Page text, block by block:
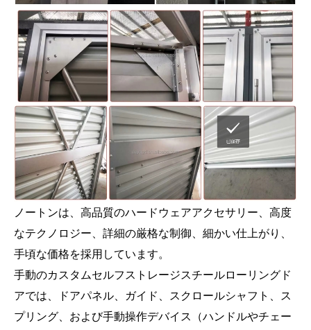
ノートンは、高品質のハードウェアアクセサリー、高度
なテクノロジー、詳細の厳格な制御、細かい仕上がり、
手頃な価格を採用しています。
手動のカスタムセルフストレージスチールローリングド
アでは、ドアパネル、ガイド、スクロールシャフト、ス
プリング、および手動操作デバイス（ハンドルやチェー